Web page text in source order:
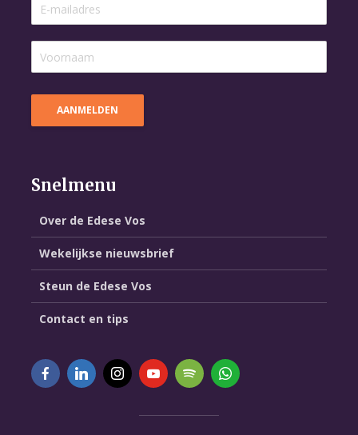
Snelmenu
Over de Edese Vos
Wekelijkse nieuwsbrief
Steun de Edese Vos
Contact en tips